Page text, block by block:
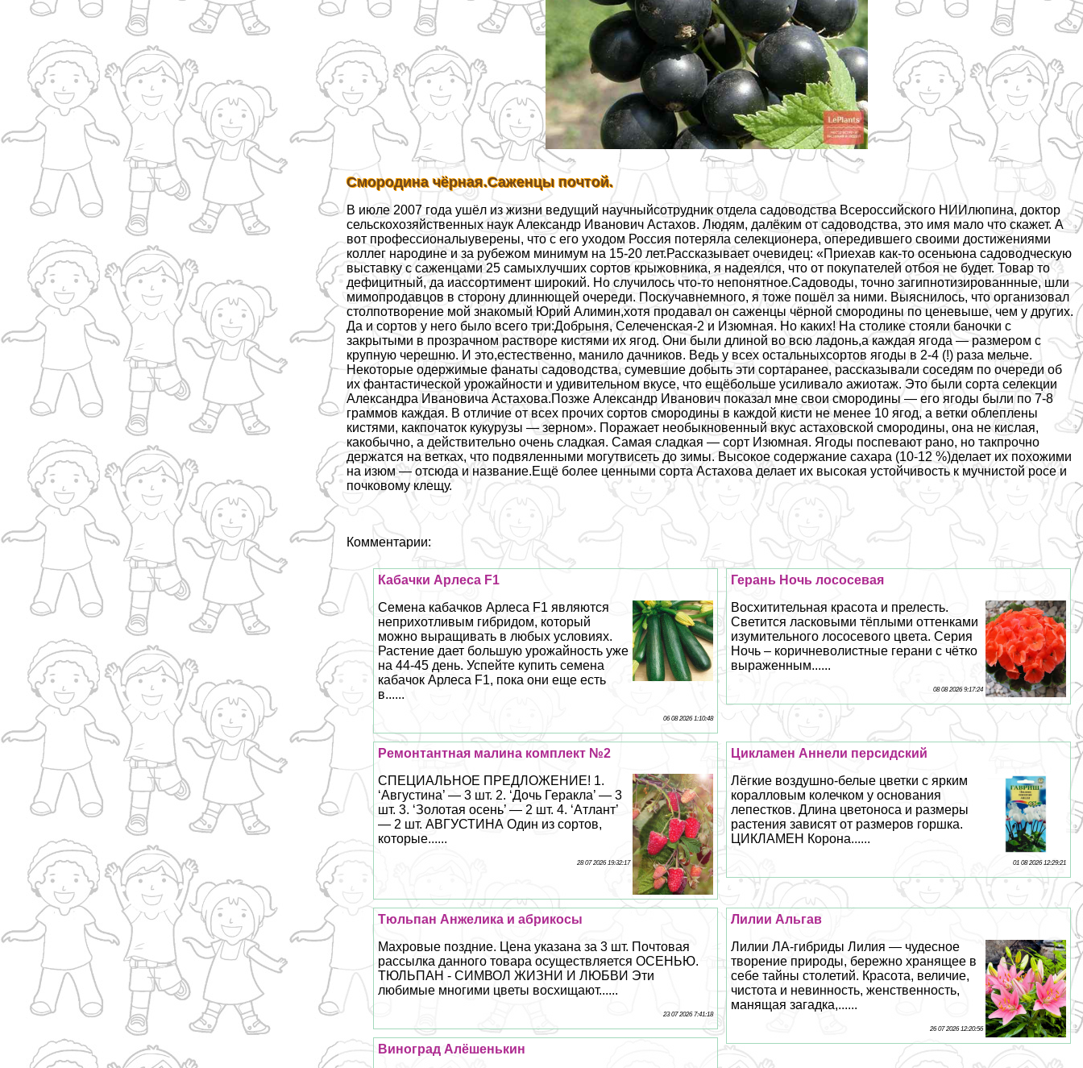
Смородина чёрная.Саженцы почтой.
В июле 2007 года ушёл из жизни ведущий научныйсотрудник отдела садоводства Всероссийского НИИлюпина, доктор
сельскохозяйственных наук Александр Иванович Астахов. Людям, далёким от садоводства, это имя мало что скажет. А
вот профессионалыуверены, что с его уходом Россия потеряла селекционера, опередившего своими достижениями
коллег народине и за рубежом минимум на 15-20 лет.Рассказывает очевидец: «Приехав как-то осеньюна садоводческую
выставку с саженцами 25 самыхлучших сортов крыжовника, я надеялся, что от покупателей отбоя не будет. Товар то
дефицитный, да иассортимент широкий. Но случилось что-то непонятное.Садоводы, точно загипнотизированнные, шли
мимопродавцов в сторону длиннющей очереди. Поскучавнемного, я тоже пошёл за ними. Выяснилось, что организовал
столпотворение мой знакомый Юрий Алимин,хотя продавал он саженцы чёрной смородины по ценевыше, чем у других.
Да и сортов у него было всего три:Добрыня, Селеченская-2 и Изюмная. Но каких! На столике стояли баночки с
закрытыми в прозрачном растворе кистями их ягод. Они были длиной во всю ладонь,а каждая ягода — размером с
крупную черешню. И это,естественно, манило дачников. Ведь у всех остальныхсортов ягоды в 2-4 (!) раза мельче.
Некоторые одержимые фанаты садоводства, сумевшие добыть эти сортаранее, рассказывали соседям по очереди об
их фантастической урожайности и удивительном вкусе, что ещёбольше усиливало ажиотаж. Это были сорта селекции
Александра Ивановича Астахова.Позже Александр Иванович показал мне свои смородины — его ягоды были по 7-8
граммов каждая. В отличие от всех прочих сортов смородины в каждой кисти не менее 10 ягод, а ветки облеплены
кистями, какпочаток кукурузы — зерном». Поражает необыкновенный вкус астаховской смородины, она не кислая,
какобычно, а действительно очень сладкая. Самая сладкая — сорт Изюмная. Ягоды поспевают рано, но такпрочно
держатся на ветках, что подвяленными могутвисеть до зимы. Высокое содержание сахара (10-12 %)делает их похожими
на изюм — отсюда и название.Ещё более ценными сорта Астахова делает их высокая устойчивость к мучнистой росе и
почковому клещу.
Комментарии:
Герань Ночь лососевая
Восхитительная красота и прелесть.
Светится ласковыми тёплыми оттенками
изумительного лососевого цвета. Серия
Ночь – коричневолистные герани с чётко
выраженным......
08 08 2026 9:17:24
Кабачки Арлеса F1
Семена кабачков Арлеса F1 являются
неприхотливым гибридом, который
можно выращивать в любых условиях.
Растение дает большую урожайность уже
на 44-45 день. Успейте купить семена
кабачок Арлеса F1, пока они еще есть
в......
06 08 2026 1:10:48
Цикламен Аннели персидский
Лёгкие воздушно-белые цветки с ярким
коралловым колечком у основания
лепестков. Длина цветоноса и размеры
растения зависят от размеров горшка.
ЦИКЛАМЕН Корона......
01 08 2026 12:29:21
Ремонтантная малина комплект №2
СПЕЦИАЛЬНОЕ ПРЕДЛОЖЕНИЕ! 1.
‘Августина’ — 3 шт. 2. ‘Дочь Геpaкла’ — 3
шт. 3. ‘Золотая осень’ — 2 шт. 4. ‘Атлант’
— 2 шт. АВГУСТИНА Один из сортов,
которые......
28 07 2026 19:32:17
Лилии Альгав
Лилии ЛА-гибриды Лилия — чудесное
творение природы, бережно хранящее в
себе тайны столетий. Красота, величие,
чистота и невинность, женственность,
манящая загадка,......
26 07 2026 12:20:56
Тюльпан Анжелика и абрикосы
Махровые поздние. Цена указана за 3 шт. Почтовая
рассылка данного товара осуществляется ОСЕНЬЮ.
ТЮЛЬПАН - СИМВОЛ ЖИЗНИ И ЛЮБВИ Эти
любимые многими цветы восхищают......
23 07 2026 7:41:18
Виноград Алёшенькин